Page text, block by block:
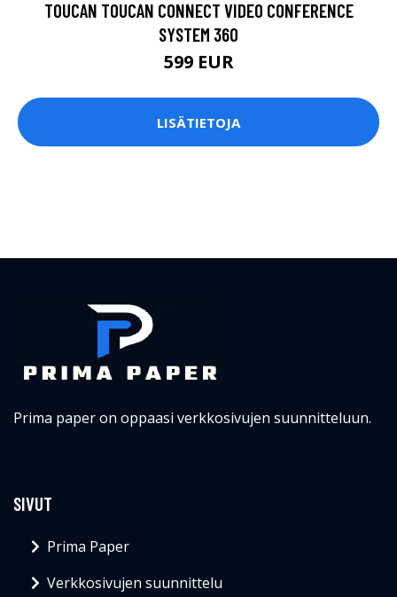
TOUCAN TOUCAN CONNECT VIDEO CONFERENCE
SYSTEM 360
599 EUR
LISÄTIETOJA
Prima paper on oppaasi verkkosivujen suunnitteluun.
SIVUT
Prima Paper
Verkkosivujen suunnittelu